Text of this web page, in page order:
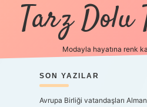
Tarz Dolu
Modayla hayatına renk
SIDEBAR
SON YAZILAR
Avrupa Birliği vatandaşları